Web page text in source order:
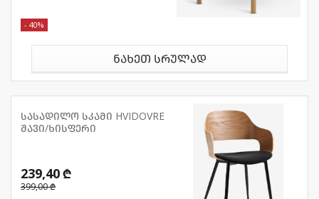
- 40%
ნახეთ სრულად
სასადილო სკამი HVIDOVRE
შავი/ხისფერი
239,40 ₾
399,00 ₾